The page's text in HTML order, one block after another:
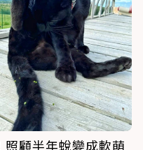
照顧半年蛻變成軟萌